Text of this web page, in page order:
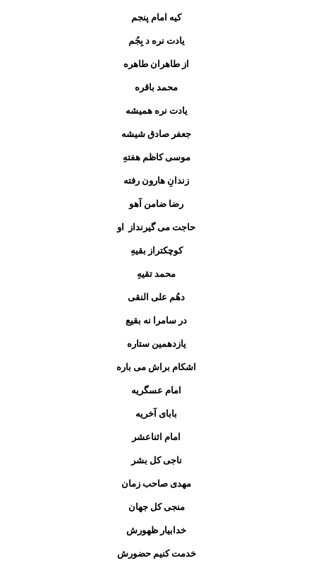
کیه امام پنجم
یادت نره د بِجُم
از طاهران طاهره
محمد باقره
یادت نره همیشه
جعفر صادق شیشه
موسی کاظم هفتهِ
زندانِ هارون رفته
رضا ضامن آهو
حاجت می گیرنداز او
کوچکتراز بقیهِ
محمد تقیهِ
دهُم علی النقی
در سامرا نه بقیع
یازدهمین ستاره
اشکام براش می باره
امام عسگریه
بابای آخریه
امام اثناعشر
ناجی کل بشر
مهدی صاحب زمان
منجی کل جهان
خدابیار ظهورش
خدمت کنیم حضورش